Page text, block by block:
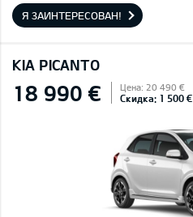
Я ЗАИНТЕРЕСОВАН!
KIA PICANTO
18 990 € Цена: 20 490 €
Скидка: 1 500 €